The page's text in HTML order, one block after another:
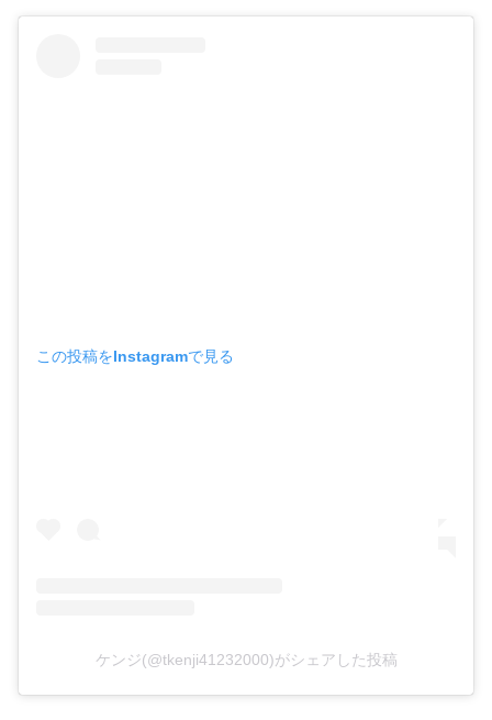
この投稿をInstagramで見る
ケンジ(@tkenji41232000)がシェアした投稿